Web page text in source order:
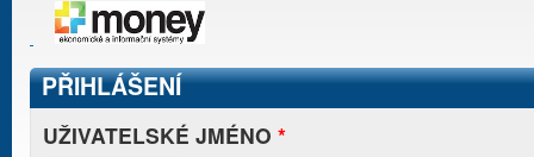
PŘIHLÁŠENÍ
UŽIVATELSKÉ JMÉNO *